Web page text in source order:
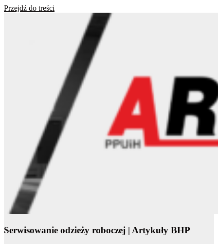
Przejdź do treści
Serwisowanie odzieży roboczej | Artykuły BHP